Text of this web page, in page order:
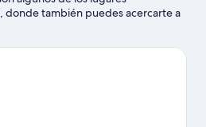
donde también puedes acercarte a
Salou si buscas unas
World o a Bosc Aventura Salou.